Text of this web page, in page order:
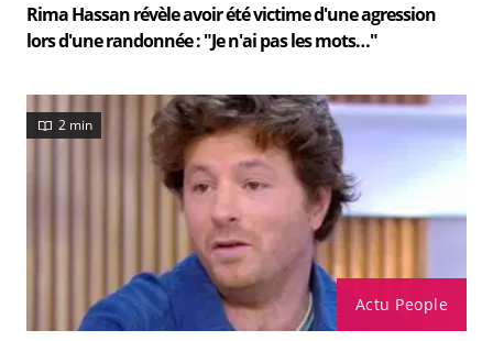
Rima Hassan révèle avoir été victime d'une agression
lors d'une randonnée : "Je n'ai pas les mots…"
Actu People
2 min